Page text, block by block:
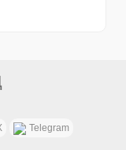
Telegram